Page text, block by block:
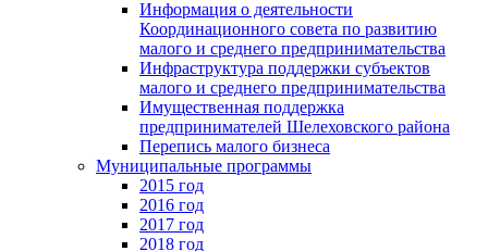
Информация о деятельности
Координационного совета по развитию
малого и среднего предпринимательства
Инфраструктура поддержки субъектов
малого и среднего предпринимательства
Имущественная поддержка
предпринимателей Шелеховского района
Перепись малого бизнеса
Муниципальные программы
2015 год
2016 год
2017 год
2018 год